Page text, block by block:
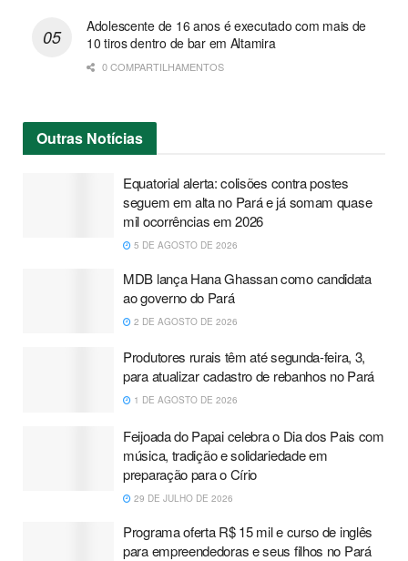
Adolescente de 16 anos é executado com mais de
10 tiros dentro de bar em Altamira
0 COMPARTILHAMENTOS
Outras Notícias
Equatorial alerta: colisões contra postes
seguem em alta no Pará e já somam quase
mil ocorrências em 2026
5 DE AGOSTO DE 2026
MDB lança Hana Ghassan como candidata
ao governo do Pará
2 DE AGOSTO DE 2026
Produtores rurais têm até segunda-feira, 3,
para atualizar cadastro de rebanhos no Pará
1 DE AGOSTO DE 2026
Feijoada do Papai celebra o Dia dos Pais com
música, tradição e solidariedade em
preparação para o Círio
29 DE JULHO DE 2026
Programa oferta R$ 15 mil e curso de inglês
para empreendedoras e seus filhos no Pará